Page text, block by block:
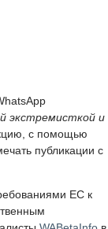
экстремисткой и
с помощью
публикации с
ЕС к